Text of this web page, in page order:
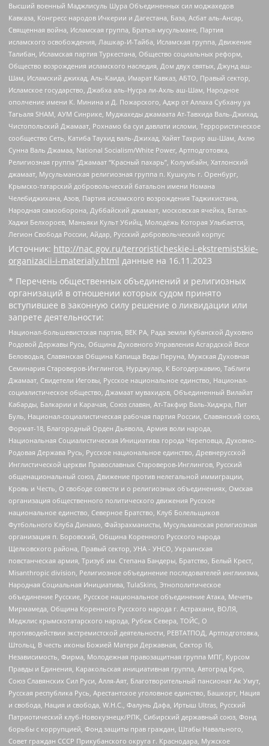
Высший военный Маджлисуль Шура Объединенных сил моджахедов
Кавказа, Конгресс народов Ичкерии и Дагестана, База, Асбат аль-Ансар,
Священная война, Исламская группа, Братья-мусульмане, Партия
исламского освобождения, Лашкар-И-Тайба, Исламская группа, Движение
Талибан, Исламская партия Туркестана, Общество социальных реформ,
Общество возрождения исламского наследия, Дом двух святых, Джунд аш-
Шам, Исламский джихад, Аль-Каида, Имарат Кавказ, АБТО, Правый сектор,
Исламское государство, Джабха аль-Нусра ли-Ахль аш-Шам, Народное
ополчение имени К. Минина и Д. Пожарского, Аджр от Аллаха Субхану уа
Тагьаля SHAM, АУМ Синрике, Муджахеды джамаата Ат-Тавхида Валь-Джихад,
Чистопольский Джамаат, Рохнамо ба суи давлати исломи, Террористическое
сообщество Сеть, Катиба Таухид валь-Джихад, Хайят Тахрир аш-Шам, Ахлю
Сунна Валь Джамаа, National Socialism/White Power, Артподготовка,
Религиозная группа “Джамаат “Красный пахарь”, Колумбайн, Хатлонский
джамаат, Мусульманская религиозная группа п. Кушкуль г. Оренбург,
Крымско-татарский добровольческий батальон имени Номана
Челебиджихана, Азов, Партия исламского возрождения Таджикистана,
Народная самооборона, Дуббайский джамаат, московская ячейка, Батал-
Хаджи Белхороев, Маньяки Культ Убийц, Молодёжь Которая Улыбается,
Легион Свобода России, Айдар, Русский добровольческий корпус
Источник: http://nac.gov.ru/terroristicheskie-i-ekstremistskie-
organizacii-i-materialy.html данные на 16.11.2023
* Перечень общественных объединений и религиозных
организаций в отношении которых судом принято
вступившее в законную силу решение о ликвидации или
запрете деятельности:
Национал-большевистская партия, ВЕК РА, Рада земли Кубанской Духовно
Родовой Державы Русь, Община Духовного Управления Асгардской Веси
Беловодья, Славянская Община Капища Веды Перуна, Мужская Духовная
Семинария Староверов-Инглингов, Нурджулар, К Богодержавию, Таблиги
Джамаат, Свидетели Иеговы, Русское национальное единство, Национал-
социалистическое общество, Джамаат мувахидов, Объединенный Вилайат
Кабарды, Балкарии и Карачая, Союз славян, Ат-Такфир Валь-Хиджра, Пит
Буль, Национал-социалистическая рабочая партия России, Славянский союз,
Формат-18, Благородный Орден Дьявола, Армия воли народа,
Национальная Социалистическая Инициатива города Череповца, Духовно-
Родовая Держава Русь, Русское национальное единство, Древнерусской
Инглистической церкви Православных Староверов-Инглингов, Русский
общенациональный союз, Движение против нелегальной иммиграции,
Кровь и Честь, О свободе совести и о религиозных объединениях, Омская
организация общественного политического движения Русское
национальное единство, Северное Братство, Клуб Болельщиков
Футбольного Клуба Динамо, Файзрахманисты, Мусульманская религиозная
организация п. Боровский, Община Коренного Русского народа
Щелковского района, Правый сектор, УНА - УНСО, Украинская
повстанческая армия, Тризуб им. Степана Бандеры, Братство, Белый Крест,
Misanthropic division, Религиозное объединение последователей инглиизма,
Народная Социальная Инициатива, TulaSkins, Этнополитическое
объединение Русские, Русское национальное объединение Атака, Мечеть
Мирмамеда, Община Коренного Русского народа г. Астрахани, ВОЛЯ,
Меджлис крымскотатарского народа, Рубеж Севера, ТОЙС, О
противодействии экстремистской деятельности, РЕВТАТПОД, Артподготовка,
Штольц, В честь иконы Божией Матери Державная, Сектор 16,
Независимость, Фирма, Молодежная правозащитная группа МПГ, Курсом
Правды и Единения, Каракольская инициативная группа, Автоград Крю,
Союз Славянских Сил Руси, Алля-Аят, Благотворительный пансионат Ак Умут,
Русская республика Русь, Арестантское уголовное единство, Башкорт, Нация
и свобода, Нация и свобода, W.H.С., Фалунь Дафа, Иртыш Ultras, Русский
Патриотический клуб-Новокузнецк/РПК, Сибирский державный союз, Фонд
борьбы с коррупцией, Фонд защиты прав граждан, Штабы Навального,
Совет граждан СССР Прикубанского округа г. Краснодара, Мужское